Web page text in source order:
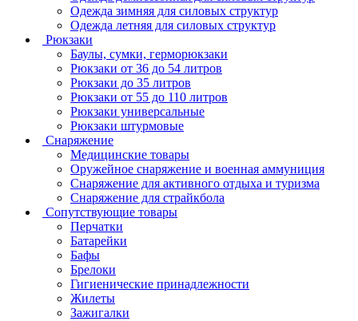
Одежда зимняя для силовых структур
Одежда летняя для силовых структур
Рюкзаки
Баулы, сумки, герморюкзаки
Рюкзаки от 36 до 54 литров
Рюкзаки до 35 литров
Рюкзаки от 55 до 110 литров
Рюкзаки универсальные
Рюкзаки штурмовые
Снаряжение
Медицинские товары
Оружейное снаряжение и военная аммуниция
Снаряжение для активного отдыха и туризма
Снаряжение для страйкбола
Сопутствующие товары
Перчатки
Батарейки
Бафы
Брелоки
Гигиенические принадлежности
Жилеты
Зажигалки